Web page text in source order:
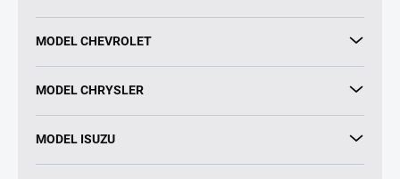
MODEL CHEVROLET
MODEL CHRYSLER
MODEL ISUZU